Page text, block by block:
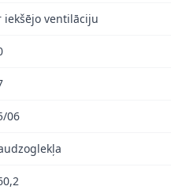
iekšējo ventilāciju
06